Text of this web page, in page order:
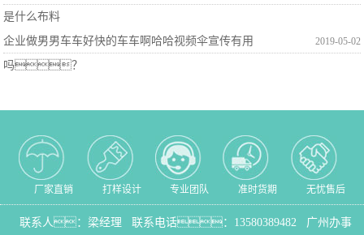
是什么布料
企业做男男车车好快的车车啊哈哈视频伞宣传有用
吗？
2019-05-02
厂家直销 打样设计 专业团队 准时货期 无忧售后
联系人：梁经理 联系电话： 13580389482
广州办事